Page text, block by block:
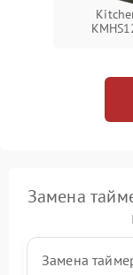
Замена
Замена